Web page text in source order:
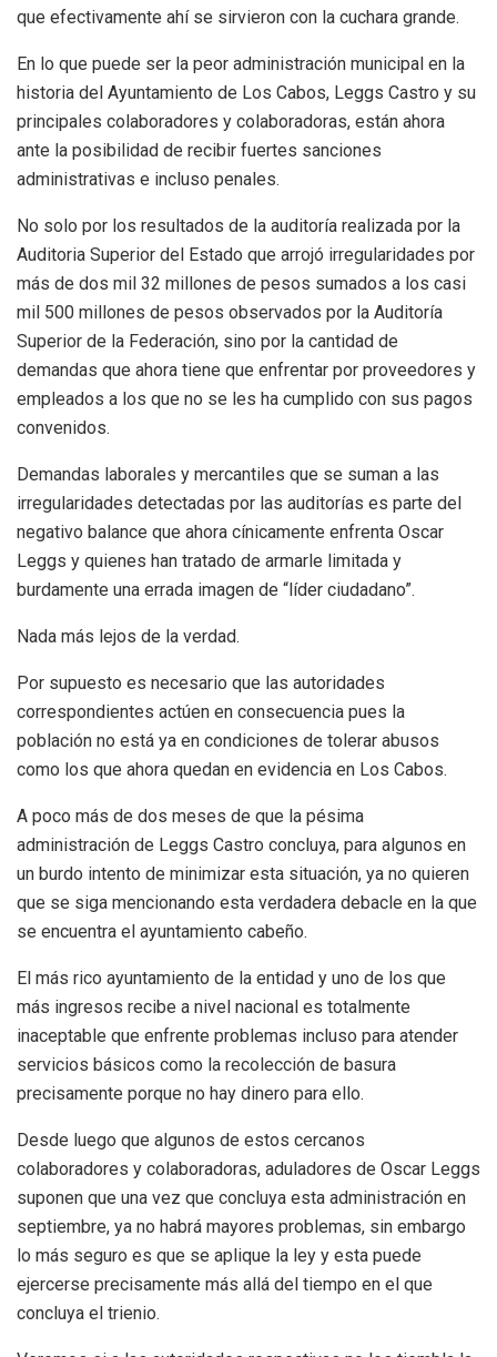
que efectivamente ahí se sirvieron con la cuchara grande.
En lo que puede ser la peor administración municipal en la
historia del Ayuntamiento de Los Cabos, Leggs Castro y su
principales colaboradores y colaboradoras, están ahora
ante la posibilidad de recibir fuertes sanciones
administrativas e incluso penales.
No solo por los resultados de la auditoría realizada por la
Auditoria Superior del Estado que arrojó irregularidades por
más de dos mil 32 millones de pesos sumados a los casi
mil 500 millones de pesos observados por la Auditoría
Superior de la Federación, sino por la cantidad de
demandas que ahora tiene que enfrentar por proveedores y
empleados a los que no se les ha cumplido con sus pagos
convenidos.
Demandas laborales y mercantiles que se suman a las
irregularidades detectadas por las auditorías es parte del
negativo balance que ahora cínicamente enfrenta Oscar
Leggs y quienes han tratado de armarle limitada y
burdamente una errada imagen de “líder ciudadano”.
Nada más lejos de la verdad.
Por supuesto es necesario que las autoridades
correspondientes actúen en consecuencia pues la
población no está ya en condiciones de tolerar abusos
como los que ahora quedan en evidencia en Los Cabos.
A poco más de dos meses de que la pésima
administración de Leggs Castro concluya, para algunos en
un burdo intento de minimizar esta situación, ya no quieren
que se siga mencionando esta verdadera debacle en la que
se encuentra el ayuntamiento cabeño.
El más rico ayuntamiento de la entidad y uno de los que
más ingresos recibe a nivel nacional es totalmente
inaceptable que enfrente problemas incluso para atender
servicios básicos como la recolección de basura
precisamente porque no hay dinero para ello.
Desde luego que algunos de estos cercanos
colaboradores y colaboradoras, aduladores de Oscar Leggs
suponen que una vez que concluya esta administración en
septiembre, ya no habrá mayores problemas, sin embargo
lo más seguro es que se aplique la ley y esta puede
ejercerse precisamente más allá del tiempo en el que
concluya el trienio.